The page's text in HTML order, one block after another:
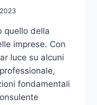
quello della
imprese. Con
luce su alcuni
fondamentali